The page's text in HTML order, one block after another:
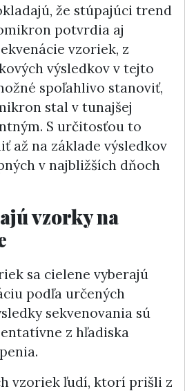
že stúpajúci trend
potvrdia aj
vzoriek, z
výsledkov v tejto
spoľahlivo stanoviť,
stal v tunajšej
S určitosťou to
až na základe výsledkov
v najbližších dňoch
vzorky na
sa cielene vyberajú
podľa určených
sekvenovania sú
z hľadiska
vzoriek ľudí, ktorí prišli z